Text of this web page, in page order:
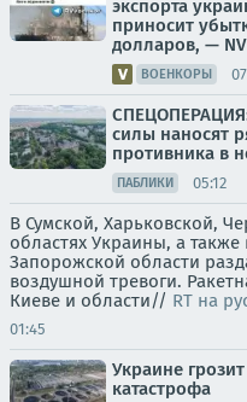
экспорта
приносит
долларов, — NV
ВОЕНКОРЫ
силы наносят
противника в
ПАБЛИКИ 05:12
В Сумской, Харьковской,
областях Украины, а
Запорожской области
воздушной тревоги.
Киеве и области// RT на
01:45
Украине
катастрофа